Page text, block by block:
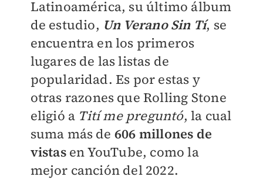
Latinoamérica, su último álbum
de estudio, Un Verano Sin Tí, se
encuentra en los primeros
lugares de las listas de
popularidad. Es por estas y
otras razones que Rolling Stone
eligió a Tití me preguntó, la cual
suma más de 606 millones de
vistasen YouTube, como la
mejor canción del 2022.